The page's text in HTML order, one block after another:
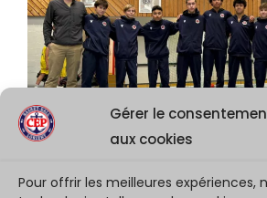
Gérer le
aux cookies
Pour offrir les meilleures expériences,